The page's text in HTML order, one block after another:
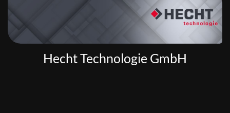
Hecht Technologie GmbH